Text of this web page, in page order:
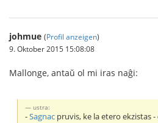
johmue (Profil anzeigen)
9. Oktober 2015 15:08:08
Mallonge, antaŭ ol mi iras naĝi:
ustra:
-Sagnac pruvis, ke la etero ekzistas -